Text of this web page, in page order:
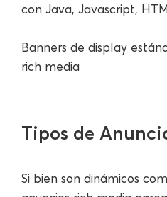
con Java, Javascript,
Banners de display
rich media
Tipos de
Si bien son dinámicos